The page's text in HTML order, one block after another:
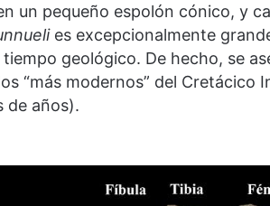
un pequeño espolón cónico, y
es excepcionalmente
geológico. De hecho, se
“más modernos” del Cretácico
de años).
en
una
nueva
digital